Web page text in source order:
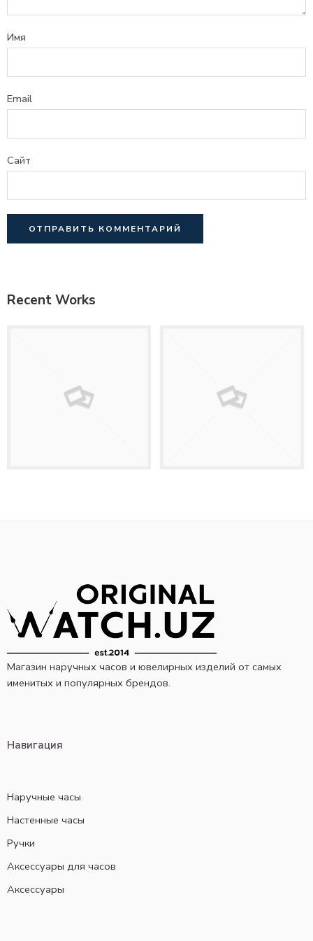
Имя
Email
Сайт
Recent Works
Магазин наручных часов и ювелирных изделий от самых
именитых и популярных брендов.
Навигация
Наручные часы
Настенные часы
Ручки
Аксессуары для часов
Аксессуары